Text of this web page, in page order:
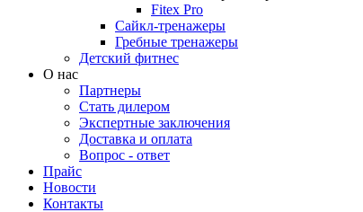
Fitex Pro
Сайкл-тренажеры
Гребные тренажеры
Детский фитнес
О нас
Партнеры
Стать дилером
Экспертные заключения
Доставка и оплата
Вопрос - ответ
Прайс
Новости
Контакты